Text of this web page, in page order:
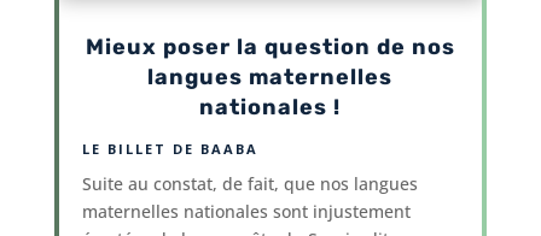
Mieux poser la question de nos
langues maternelles
nationales !
LE BILLET DE BAABA
Suite au constat, de fait, que nos langues
maternelles nationales sont injustement